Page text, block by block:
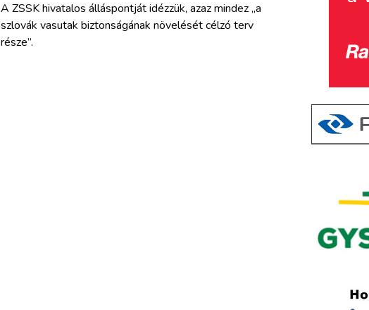
A ZSSK hivatalos álláspontját idézzük, azaz mindez „a
szlovák vasutak biztonságának növelését célzó terv
része”.